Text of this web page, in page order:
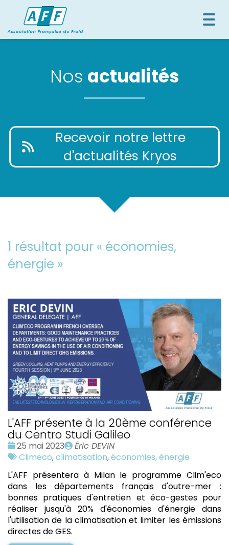
Nos actualités
Recevoir notre lettre
d'actualités Kryos
1 résultat pour « économies,
énergie »
L'AFF présente à la 20ème conférence
du Centro Studi Galileo
Date
:
25 mai 2023
Publié
par
Éric DEVIN
Tags
Climeco,climatisation,économies, énergie
L'AFF présentera à Milan le programme Clim'eco
dans les départements français d'outre-mer :
bonnes pratiques d'entretien et éco-gestes pour
réaliser jusqu'à 20% d'économies d'énergie dans
l'utilisation de la climatisation et limiter les émissions
directes de GES.